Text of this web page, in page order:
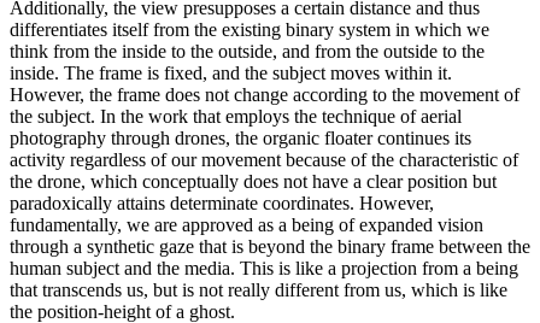
Additionally, the view presupposes a certain distance and thus
differentiates itself from the existing binary system in which we
think from the inside to the outside, and from the outside to the
inside. The frame is fixed, and the subject moves within it.
However, the frame does not change according to the movement of
the subject. In the work that employs the technique of aerial
photography through drones, the organic floater continues its
activity regardless of our movement because of the characteristic of
the drone, which conceptually does not have a clear position but
paradoxically attains determinate coordinates. However,
fundamentally, we are approved as a being of expanded vision
through a synthetic gaze that is beyond the binary frame between the
human subject and the media. This is like a projection from a being
that transcends us, but is not really different from us, which is like
the position-height of a ghost.